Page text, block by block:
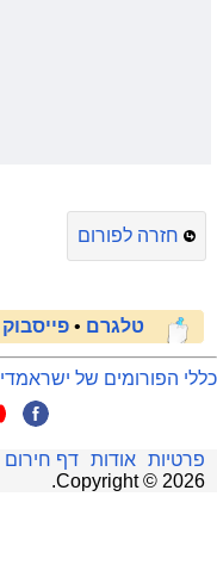
חזרה לפורום
טלגרם • פייסבוק
כללי הפורומים של
פרטיות אודות דף חירום
Copyright © 2026
.